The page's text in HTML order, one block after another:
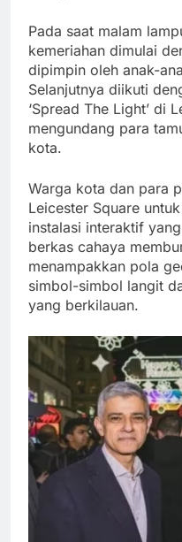
Pada saat malam
kemeriahan dimulai
dipimpin oleh anak-
Selanjutnya diikuti
‘Spread The Light’ di
mengundang para
kota.
Warga kota dan para
Leicester Square
instalasi interaktif
berkas cahaya
menampakkan pola
simbol-simbol langit
yang berkilauan.